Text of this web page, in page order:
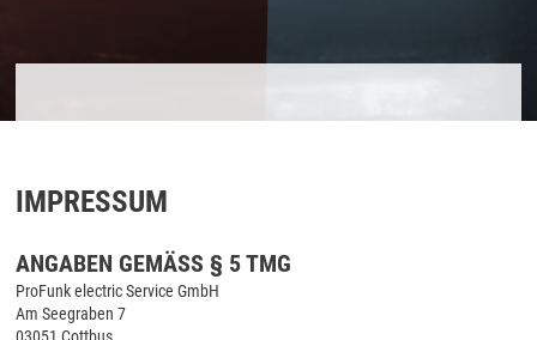
IMPRESSUM
ANGABEN GEMÄSS § 5 TMG
ProFunk electric Service GmbH
Am Seegraben 7
03051 Cottbus